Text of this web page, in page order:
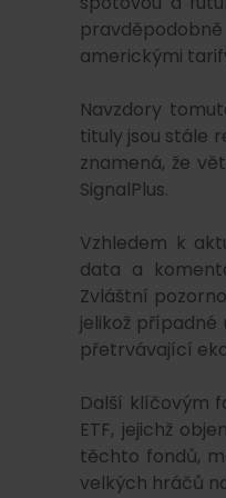
americkými
Navzdory
tituly jsou stále
znamená, že
SignalPlus.
Vzhledem k
data a
Zvláštní
jelikož
přetrvávající
Další klíčovým
ETF, jejichž
těchto fondů,
velkých hráčů